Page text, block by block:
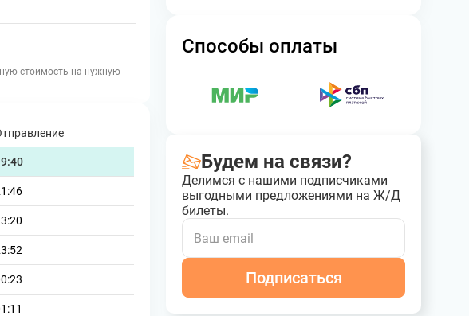
стоимость на нужную
Способы оплаты
Будем на связи?
Делимся с нашими подписчиками
выгодными предложениями на Ж/Д
билеты.
Подписаться